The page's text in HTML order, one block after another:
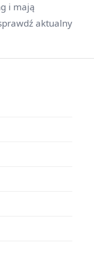
i mają
aktualny